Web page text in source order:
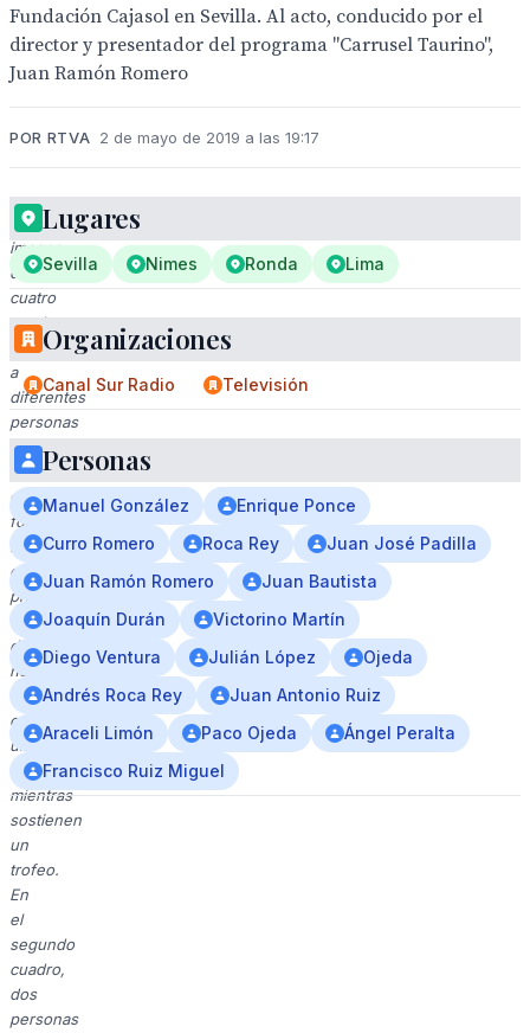
Fundación Cajasol en Sevilla. Al acto, conducido por el
director y presentador del programa "Carrusel Taurino",
Juan Ramón Romero
POR RTVA 2 de mayo de 2019 a las 19:17
Una
imagen
de
cuatro
cuadros
muestra
a
diferentes
personas
en
un
evento
formal.
En
el
primer
cuadro,
dos
hombres
saludan
con
una
sonrisa
mientras
sostienen
un
trofeo.
En
el
segundo
cuadro,
dos
personas
Lugares
Sevilla Nimes Ronda Lima
Organizaciones
Canal Sur Radio Televisión
Personas
Manuel González
Enrique Ponce
Curro Romero
Roca Rey
Juan José Padilla
Juan Ramón Romero
Juan Bautista
Joaquín Durán
Victorino Martín
Diego Ventura
Julián López
Ojeda
Andrés Roca Rey
Juan Antonio Ruiz
Araceli Limón
Paco Ojeda
Ángel Peralta
Francisco Ruiz Miguel